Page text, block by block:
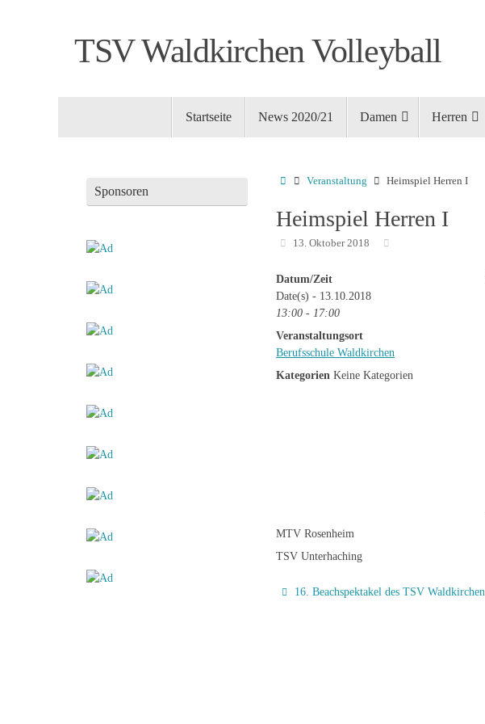
TSV Waldkirchen Volleyball
Startseite News 2020/21 Damen Herren
Startseite
Veranstaltung Heimspiel Herren I
Heimspiel Herren I
13. Oktober 2018
Datum/Zeit
Date(s) - 13.10.2018
13:00 - 17:00
Veranstaltungsort
Berufsschule Waldkirchen
Kategorien Keine Kategorien
MTV Rosenheim
TSV Unterhaching
16. Beachspektakel des TSV Waldkirchen
Sponsoren